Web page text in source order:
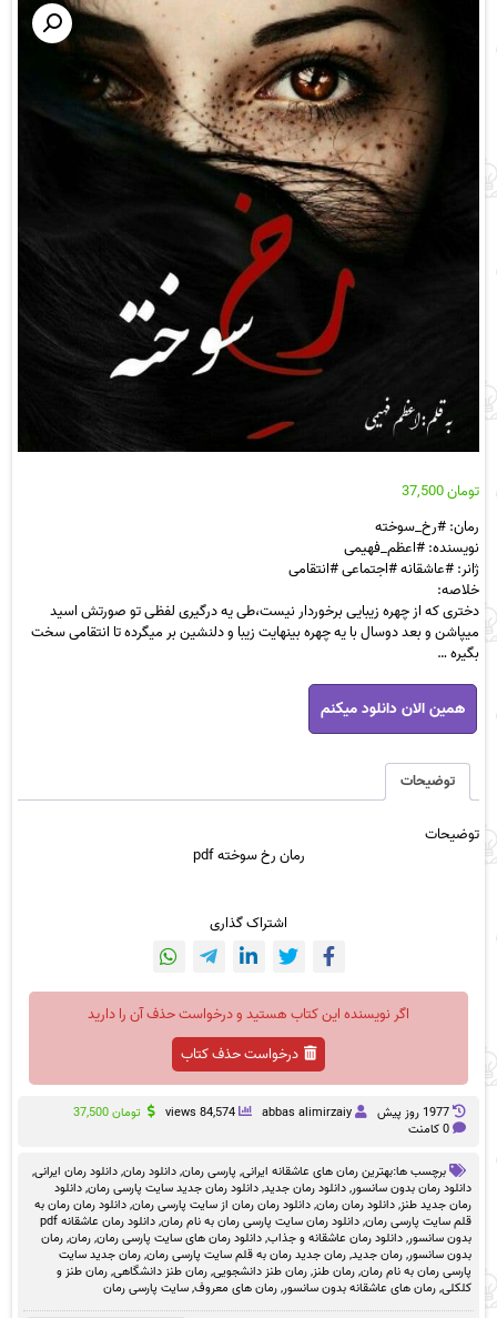
تومان37,500
رمان: #رخ_سوخته
نویسنده: #اعظم_فهیمی
ژانر: #عاشقانه #اجتماعی #انتقامی
خلاصه:
دختری که از چهره زیبایی برخوردار نیست،طی یه درگیری لفظی تو صورتش اسید
میپاشن و بعد دوسال با یه چهره بینهایت زیبا و دلنشین بر میگرده تا انتقامی سخت
بگیره …
رمان
سوخته
عدد
همین الان دانلود میکنم
توضیحات
توضیحات
رمان رخ سوخته pdf
اشتراک گذاری
اگر نویسنده این کتاب هستید و درخواست حذف آن را دارید
درخواست حذف کتاب
1977 روز پيش abbas alimirzaiy
84,574 views تومان37,500
0 کامنت
برچسب ها:بهترین رمان های عاشقانه ایرانی, پارسی رمان,دانلود رمان,دانلود رمان ایرانی,
دانلود رمان بدون سانسور,دانلود رمان جدید,دانلود رمان جدید سایت پارسی رمان,دانلود
رمان جدید طنز,دانلود رمان رمان,دانلود رمان رمان از سایت پارسی رمان,دانلود رمان رمان به
قلم سایت پارسی رمان,دانلود رمان سایت پارسی رمان به نام رمان,
دانلود رمان عاشقانه pdf
بدون سانسور,دانلود رمان عاشقانه و جذاب,دانلود رمان های سایت پارسی رمان,رمان,رمان
بدون سانسور,رمان جدید,رمان جدید رمان به قلم سایت پارسی رمان,رمان جدید سایت
پارسی رمان به نام رمان,رمان طنز,رمان طنز دانشجویی,رمان طنز دانشگاهی,رمان طنز و
کلکلی,رمان های عاشقانه بدون سانسور,رمان های معروف,سایت پارسی رمان